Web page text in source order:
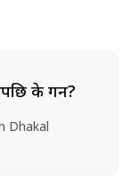
के गर्ने?
Dhakal